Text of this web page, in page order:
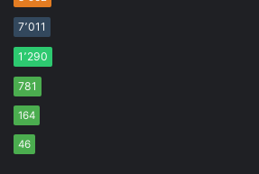
7٬011
1٬290
781
164
46